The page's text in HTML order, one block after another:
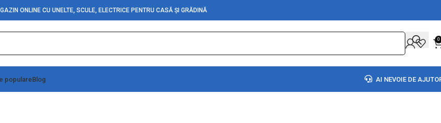
ONLINE CU UNELTE, SCULE, ELECTRICE PENTRU CASĂ ȘI GRĂDINĂ
0
populareBlog AI NEVOIE DE